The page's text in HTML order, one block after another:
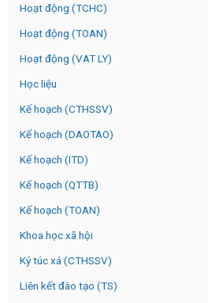
Hoạt động (TCHC)
Hoạt động (TOAN)
Hoạt động (VAT LY)
Học liệu
Kế hoạch (CTHSSV)
Kế hoạch (DAOTAO)
Kế hoạch (ITD)
Kế hoạch (QTTB)
Kế hoạch (TOAN)
Khoa học xã hội
Ký túc xá (CTHSSV)
Liên kết đào tạo (TS)